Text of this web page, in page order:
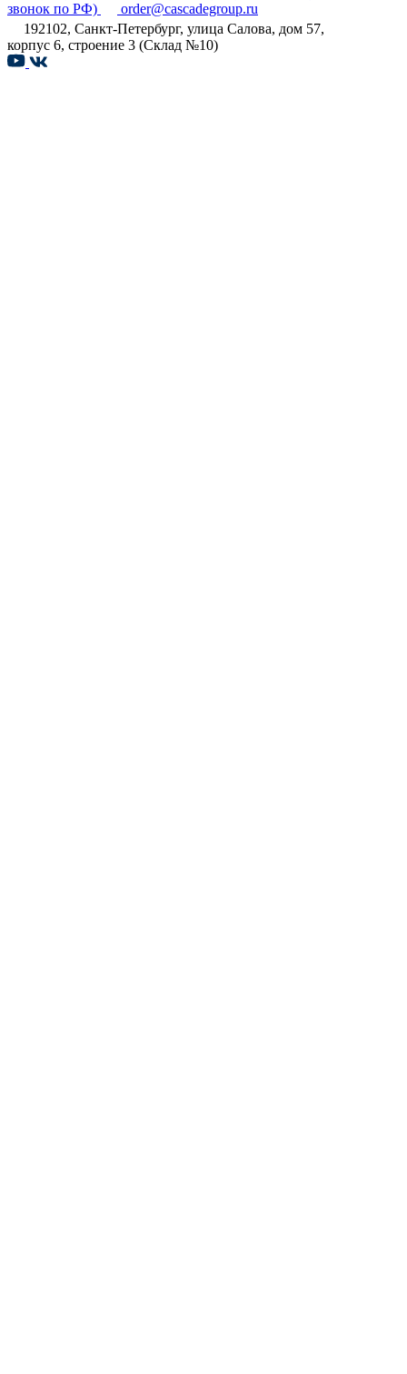
звонок по РФ)
order@cascadegroup.ru
192102, Санкт-Петербург, улица Салова, дом 57,
корпус 6, строение 3 (Склад №10)